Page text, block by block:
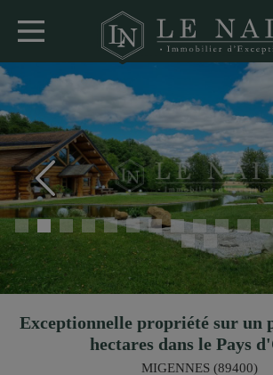
Exceptionnelle propriété sur un
hectares dans le Pays
MIGENNES (89400)